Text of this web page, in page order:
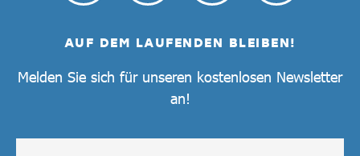
AUF DEM LAUFENDEN BLEIBEN!
Melden Sie sich für unseren kostenlosen Newsletter
an!